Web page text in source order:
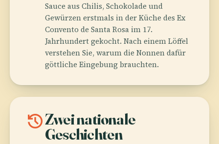
Sauce aus Chilis, Schokolade und
Gewürzen erstmals in der Küche des Ex
Convento de Santa Rosa im 17.
Jahrhundert gekocht. Nach einem Löffel
verstehen Sie, warum die Nonnen dafür
göttliche Eingebung brauchten.
historyZwei nationale
Geschichten